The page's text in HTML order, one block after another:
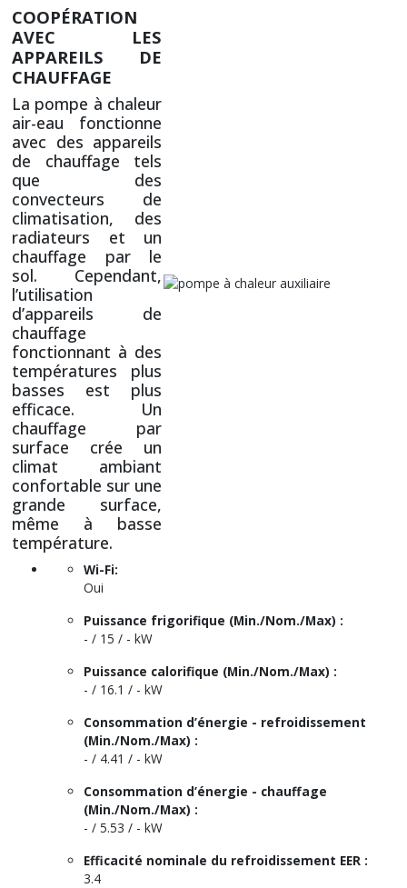
COOPÉRATION
AVEC LES
APPAREILS DE
CHAUFFAGE
La pompe à chaleur
air-eau fonctionne
avec des appareils
de chauffage tels
que des
convecteurs de
climatisation, des
radiateurs et un
chauffage par le
sol. Cependant,
l’utilisation
d’appareils de
chauffage
fonctionnant à des
températures plus
basses est plus
efficace. Un
chauffage par
surface crée un
climat ambiant
confortable sur une
grande surface,
même à basse
température.
Wi-Fi:
Oui
Puissance frigorifique (Min./Nom./Max) :
- / 15 / - kW
Puissance calorifique (Min./Nom./Max) :
- / 16.1 / - kW
Consommation d’énergie - refroidissement
(Min./Nom./Max) :
- / 4.41 / - kW
Consommation d’énergie - chauffage
(Min./Nom./Max) :
- / 5.53 / - kW
Efficacité nominale du refroidissement EER :
3.4